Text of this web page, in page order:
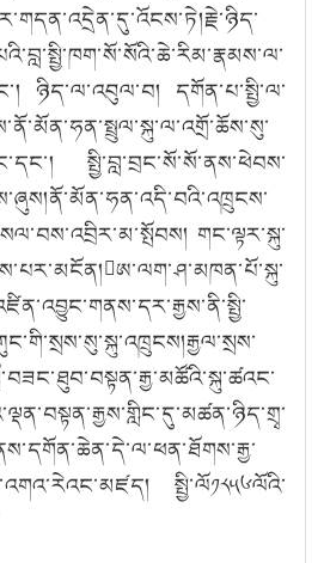
ཉིད་ལ་འབུལ་བ། དགོན་པ་སྤྱི་ལ་
སྤྱི་བླ་བྲང་སོ་སོ་ནས་ཕེབས་
གང་ལྟར་སྐུ་
སྤྱི་ལོ༡༨༥༦ལོའི་